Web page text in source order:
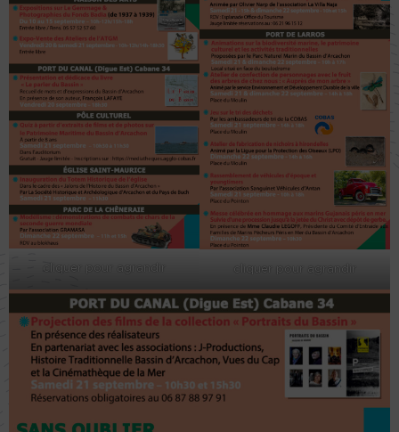
cliquer pour agrandir cliquer pour agrandir